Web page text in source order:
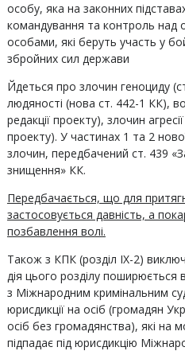
особу, яка на законних
командування та контроль над
особами, які беруть участь у
збройних сил держави
Йдеться про злочин геноциду
людяності (нова ст. 442-1 КК),
редакції проекту), злочин
проекту). У частинах 1 та 2
злочин, передбачений ст. 439
знищення» КК.
Передбачається, що для
застосовується давність, а
позбавлення волі.
Також з КПК (розділ ІХ-2)
дія цього розділу поширюється
з Міжнародним кримінальним
юрисдикції на осіб (громадян
осіб без громадянства), які на
підпадає під юрисдикцію